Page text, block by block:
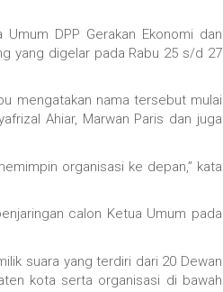
DPP Gerakan Ekonomi dan
yang digelar pada Rabu 25 s/d 27
mengatakan nama tersebut mulai
Ahiar, Marwan Paris dan juga
organisasi ke depan,” kata
calon Ketua Umum pada
suara yang terdiri dari 20 Dewan
kota serta organisasi di bawah